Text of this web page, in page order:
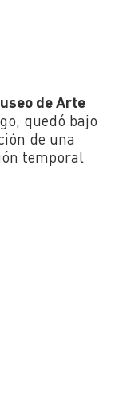
de Arte
quedó bajo
de una
temporal